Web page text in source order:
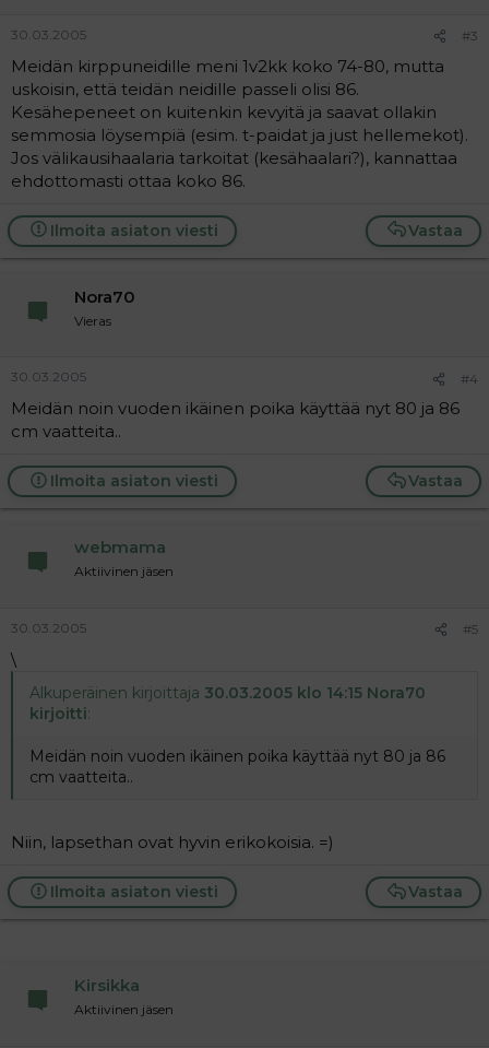
30.03.2005 #3
Meidän kirppuneidille meni 1v2kk koko 74-80, mutta
uskoisin, että teidän neidille passeli olisi 86.
Kesähepeneet on kuitenkin kevyitä ja saavat ollakin
semmosia löysempiä (esim. t-paidat ja just hellemekot).
Jos välikausihaalaria tarkoitat (kesähaalari?), kannattaa
ehdottomasti ottaa koko 86.
Vastaa
Ilmoita asiaton viesti
Nora70
Vieras
30.03.2005 #4
Meidän noin vuoden ikäinen poika käyttää nyt 80 ja 86
cm vaatteita..
Vastaa
Ilmoita asiaton viesti
webmama
Aktiivinen jäsen
30.03.2005 #5
\
Alkuperäinen kirjoittaja 30.03.2005 klo 14:15 Nora70
kirjoitti:
Meidän noin vuoden ikäinen poika käyttää nyt 80 ja 86
cm vaatteita..
Niin, lapsethan ovat hyvin erikokoisia. =)
Vastaa
Ilmoita asiaton viesti
Kirsikka
Aktiivinen jäsen